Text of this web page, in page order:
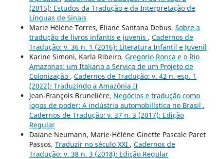
(2015): Estudos da Tradução e da Interpretação de
Línguas de Sinais
Marie Hélène Torres, Eliane Santana Debus, Sobre a
tradução de livros infantis e juvenis , Cadernos de
Tradução: v. 36 n. 1 (2016): Literatura Infantil e Juvenil
Karine Simoni, Karla Ribeiro, Gregorio Ronca e o Rio
Amazonas: um Italiano a Serviço de um Projeto de
Colonização , Cadernos de Tradução: v. 42 n. esp. 1
(2022): Traduzindo a Amazônia II
Jean-François Brunelière, Negócios e tradução como
jogos de poder: A indústria automobilística no Brasil ,
Cadernos de Tradução: v. 37 n. 3 (2017): Edição
Regular
Daiane Neumann, Marie-Hélène Ginette Pascale Paret
Passos, Traduzir no século XXI , Cadernos de
Tradução: v. 38 n. 3 (2018): Edição Regular